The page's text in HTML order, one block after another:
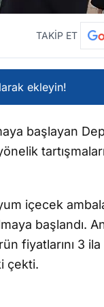
TAKİP ET
ekleyin!
başlayan
içecek
başlandı.
fiyatlarını 3
çekti.